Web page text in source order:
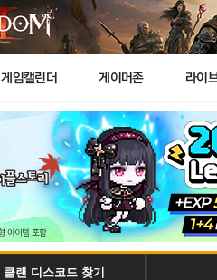
게임캘린더 게이머존 라이
클랜 디스코드 찾기